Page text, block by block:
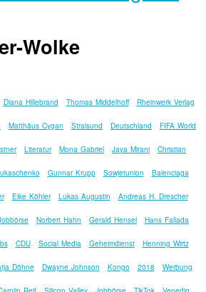
Wolke
Diana Hillebrand Thomas Middelhoff Rheinwerk Verlag
Matthäus Cygan Stralsund Deutschland FIFA World
Literatur Mona Gabriel Jaya Mirani Christian
Gunnar Krupp Sowjetunion Balenciaga
Eike Köhler Lukas Augustin Andreas H. Drescher
Norbert Hahn Gerald Hensel Hans Fallada
CDU Social Media Geheimdienst Henning Wirtz
Döhne Dwayne Johnson Kongo 2018 Werbung